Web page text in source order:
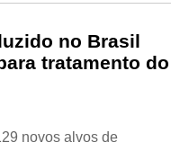
no Brasil
tratamento do
novos alvos de